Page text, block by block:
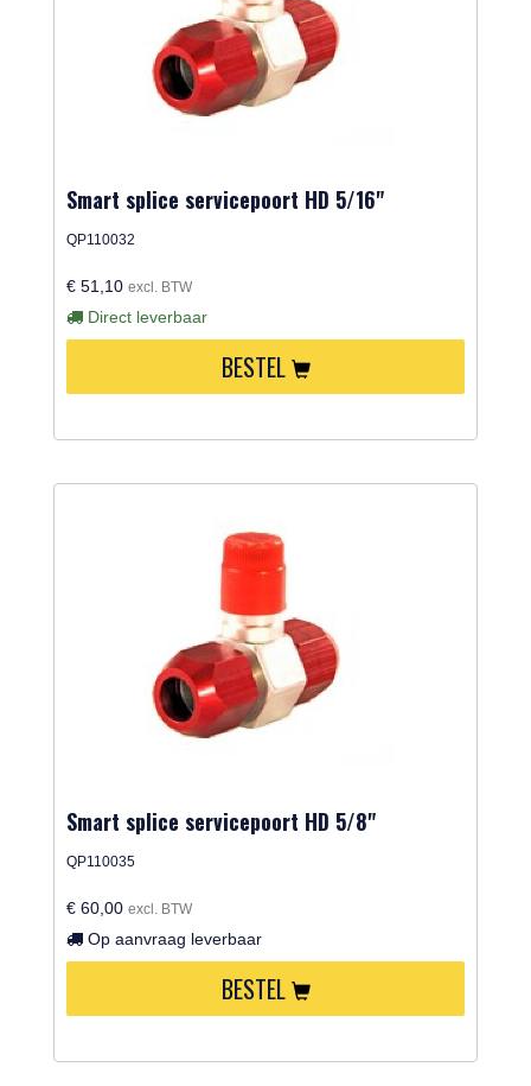
Smart splice servicepoort HD 5/16"
QP110032
€ 51,10 excl. BTW
Direct leverbaar
BESTEL
Smart splice servicepoort HD 5/8"
QP110035
€ 60,00 excl. BTW
Op aanvraag leverbaar
BESTEL